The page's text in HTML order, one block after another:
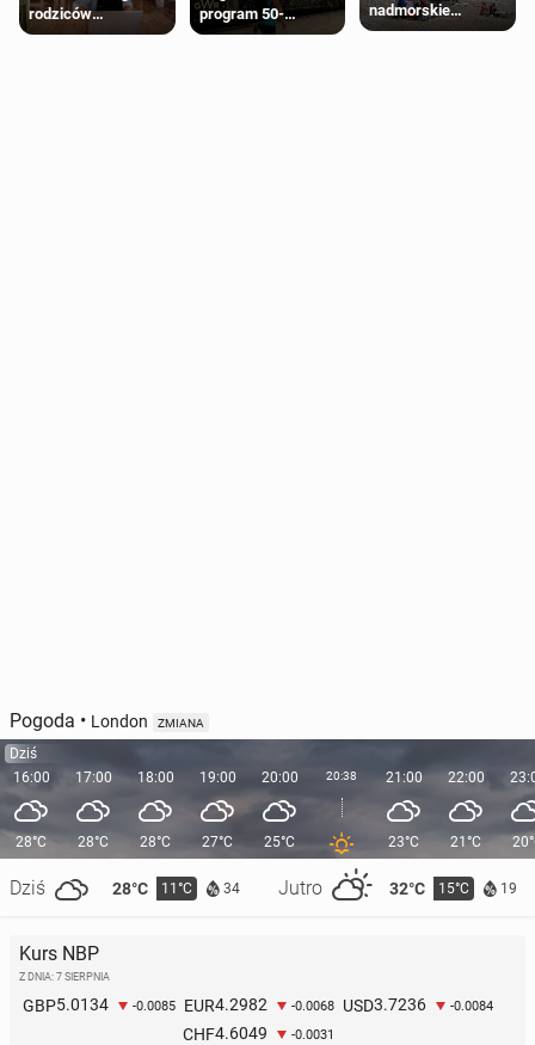
rodziców
pobierających Child
program 50-
procentowych
nadmorskie
miasteczko blisko
Pogoda • London ZMIANA
Dziś
16:00
28°C
Dziś 28°C 11°C 34 Jutro 32°C 15°C 19
17:00
28°C
18:00
28°C
19:00
27°C
20:00
25°C
20:38 21:00
23°C
22:00
21°C
Kurs NBP
Z DNIA: 7 SIERPNIA
GBP5.0134 -0.0085 EUR4.2982 -0.0068 USD3.7236 -0.0084
CHF4.6049 -0.0031